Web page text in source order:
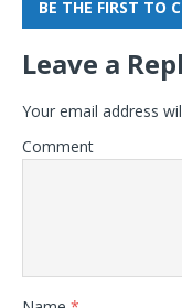
BE THE FIRST TO
Leave a
Your email address
Comment